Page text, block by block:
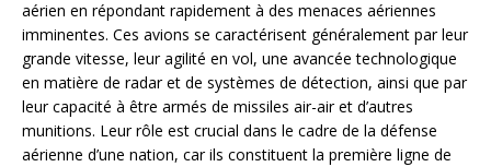
aérien en répondant rapidement à des menaces aériennes
imminentes. Ces avions se caractérisent généralement par leur
grande vitesse, leur agilité en vol, une avancée technologique
en matière de radar et de systèmes de détection, ainsi que par
leur capacité à être armés de missiles air-air et d’autres
munitions. Leur rôle est crucial dans le cadre de la défense
aérienne d’une nation, car ils constituent la première ligne de